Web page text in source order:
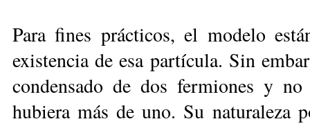
Para fines prácticos, el modelo
existencia de esa partícula. Sin
condensado de dos fermiones y
hubiera más de uno. Su naturaleza